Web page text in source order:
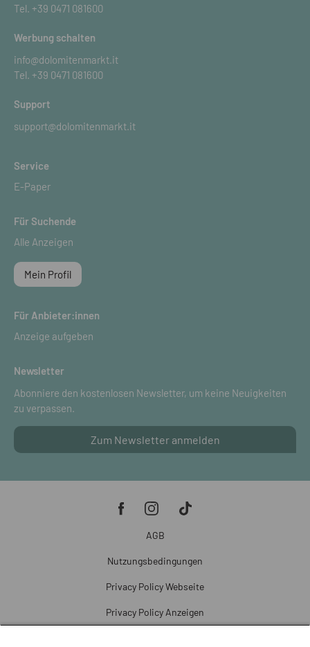
Tel. +39 0471 081600
Werbung schalten
info@dolomitenmarkt.it
Tel. +39 0471 081600
Support
support@dolomitenmarkt.it
Service
E-Paper
Für Suchende
Alle Anzeigen
Mein Profil
Für Anbieter:innen
Anzeige aufgeben
Newsletter
Abonniere den kostenlosen Newsletter, um keine Neuigkeiten
zu verpassen.
Zum Newsletter anmelden
AGB
Nutzungsbedingungen
Privacy Policy Webseite
Privacy Policy Anzeigen